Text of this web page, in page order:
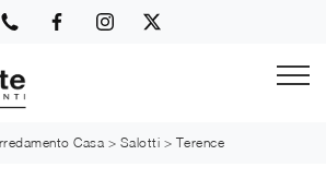
Casa > Salotti > Terence